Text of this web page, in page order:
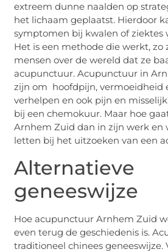
extreem dunne naalden op
het lichaam geplaatst. Hierdoor
symptomen bij kwalen of ziektes
Het is een methode die werkt, zo
mensen over de wereld dat ze
acupunctuur. Acupunctuur in
zijn om hoofdpijn, vermoeidheid
verhelpen en ook pijn en
bij een chemokuur. Maar hoe
Arnhem Zuid dan in zijn werk en
letten bij het uitzoeken van een
Alternatieve
geneeswijze
Hoe acupunctuur Arnhem Zuid
even terug de geschiedenis is.
traditioneel chinees geneeswijze.